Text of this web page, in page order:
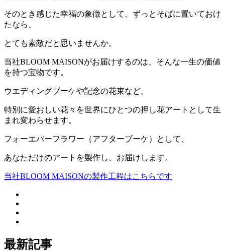
そのとき感じた幸福の象徴として、ずっとそばに置いておけ
たなら、
とても素敵だと思いませんか。
当社BLOOM MAISONがお届けするのは、そんな一生の価値
を持つ宝物です。
ウエディングブーケや記念の花束など、
特別に愛おしい花々を世界にひとつの押し花アートとして生
まれ変わらせます。
フォーエバーフラワー（アフターブーケ）として、
あなただけのアートを製作し、お届けします。
当社BLOOM MAISONの製作工程はこちらです
最新記事